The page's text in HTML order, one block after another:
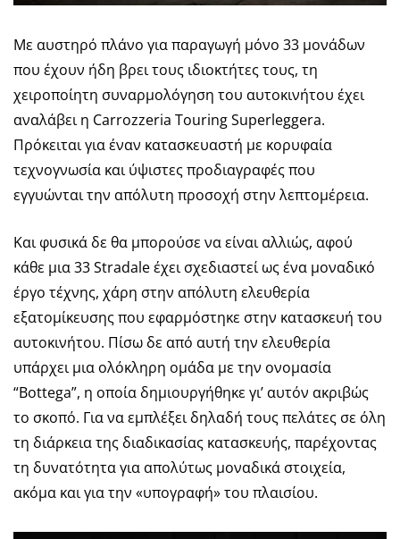
Με αυστηρό πλάνο για παραγωγή μόνο 33 μονάδων
που έχουν ήδη βρει τους ιδιοκτήτες τους, τη
χειροποίητη συναρμολόγηση του αυτοκινήτου έχει
αναλάβει η Carrozzeria Touring Superleggera.
Πρόκειται για έναν κατασκευαστή με κορυφαία
τεχνογνωσία και ύψιστες προδιαγραφές που
εγγυώνται την απόλυτη προσοχή στην λεπτομέρεια.
Και φυσικά δε θα μπορούσε να είναι αλλιώς, αφού
κάθε μια 33 Stradale έχει σχεδιαστεί ως ένα μοναδικό
έργο τέχνης, χάρη στην απόλυτη ελευθερία
εξατομίκευσης που εφαρμόστηκε στην κατασκευή του
αυτοκινήτου. Πίσω δε από αυτή την ελευθερία
υπάρχει μια ολόκληρη ομάδα με την ονομασία
“Bottega”, η οποία δημιουργήθηκε γι’ αυτόν ακριβώς
το σκοπό. Για να εμπλέξει δηλαδή τους πελάτες σε όλη
τη διάρκεια της διαδικασίας κατασκευής, παρέχοντας
τη δυνατότητα για απολύτως μοναδικά στοιχεία,
ακόμα και για την «υπογραφή» του πλαισίου.